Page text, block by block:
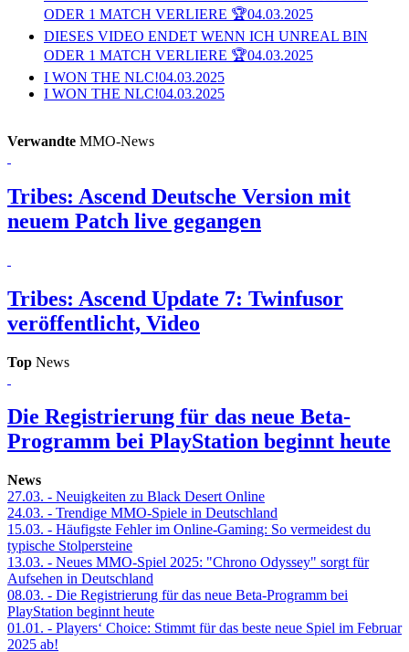
ODER 1 MATCH VERLIERE 🏆04.03.2025
DIESES VIDEO ENDET WENN ICH UNREAL BIN
ODER 1 MATCH VERLIERE 🏆04.03.2025
I WON THE NLC!04.03.2025
I WON THE NLC!04.03.2025
Verwandte MMO-News
Tribes: Ascend Deutsche Version mit
neuem Patch live gegangen
Tribes: Ascend Update 7: Twinfusor
veröffentlicht, Video
Top News
Die Registrierung für das neue Beta-
Programm bei PlayStation beginnt heute
News
27.03. - Neuigkeiten zu Black Desert Online
24.03. - Trendige MMO-Spiele in Deutschland
15.03. - Häufigste Fehler im Online-Gaming: So vermeidest du
typische Stolpersteine
13.03. - Neues MMO-Spiel 2025: "Chrono Odyssey" sorgt für
Aufsehen in Deutschland
08.03. - Die Registrierung für das neue Beta-Programm bei
PlayStation beginnt heute
01.01. - Players‘ Choice: Stimmt für das beste neue Spiel im Februar
2025 ab!